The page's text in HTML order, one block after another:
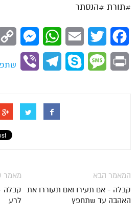
#תורת #הנסתר
Facebook
Twitter
Email
WhatsApp
Print
Message
Skype
Telegram
Viber
מאמר
קבלה -
לרע
המאמר הבא
קבלה - אם תעירו ואם תעוררו את
האהבה עד שתחפץ